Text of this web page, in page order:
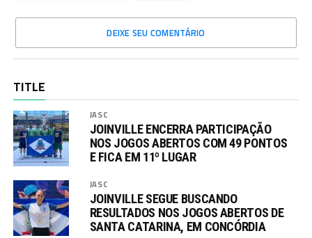
DEIXE SEU COMENTÁRIO
TITLE
JASC
JOINVILLE ENCERRA PARTICIPAÇÃO
NOS JOGOS ABERTOS COM 49 PONTOS
E FICA EM 11º LUGAR
JASC
JOINVILLE SEGUE BUSCANDO
RESULTADOS NOS JOGOS ABERTOS DE
SANTA CATARINA, EM CONCÓRDIA